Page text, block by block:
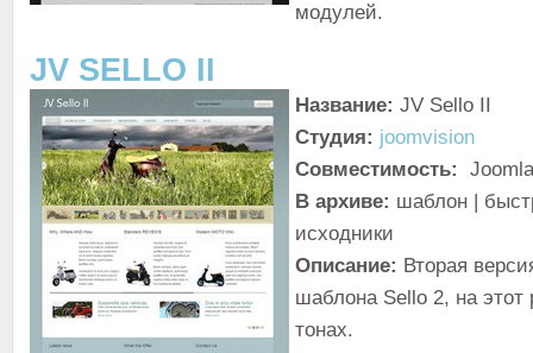
модулей.
JV SELLO II
Название: JV Sello II
Студия: joomvision
Совместимость:
В архиве: шаблон |
исходники
Описание: Вторая
шаблона Sello 2, на этот
тонах.